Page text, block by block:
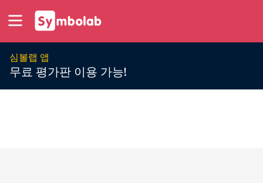
심볼랩 앱
무료 평가판 이용 가능!